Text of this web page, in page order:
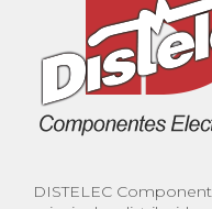
DISTELEC